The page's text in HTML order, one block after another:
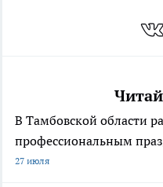
В Тамбовской области
профессиональным
27 июля